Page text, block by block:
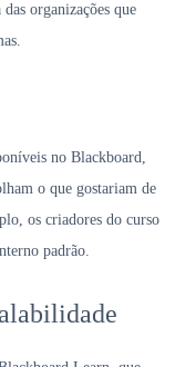
organizações que
no Blackboard,
o que gostariam de
os criadores do curso
padrão.